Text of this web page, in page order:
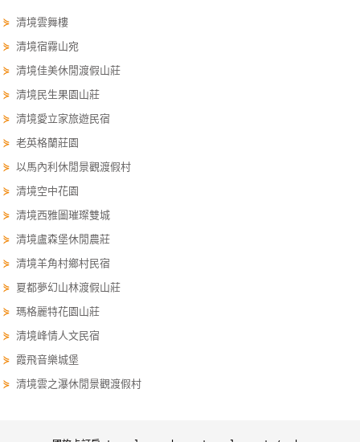
度
訂
單
管
理
會
員
帳
客
聯
絡
單
⋟清境雲舞樓
⋟清境宿霧山宛
⋟清境佳美休閒渡假山莊
⋟清境民生果園山莊
⋟清境愛立家旅遊民宿
⋟老英格蘭莊園
⋟以馬內利休閒景觀渡假村
⋟清境空中花園
⋟清境西雅圖璀璨雙城
⋟清境盧森堡休閒農莊
⋟清境羊角村鄉村民宿
⋟ 夏都夢幻山林渡假山莊
⋟瑪格麗特花園山莊
⋟清境峰情人文民宿
⋟ 霞飛音樂城堡
⋟清境雲之瀑休閒景觀渡假村